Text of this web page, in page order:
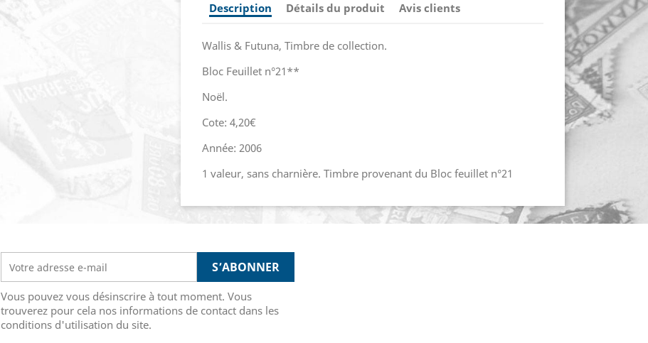
Description Détails du produit Avis clients
Wallis & Futuna, Timbre de collection.
Bloc Feuillet n°21**
Noël.
Cote: 4,20€
Année: 2006
1 valeur, sans charnière. Timbre provenant du Bloc feuillet n°21
Vous pouvez vous désinscrire à tout moment. Vous
trouverez pour cela nos informations de contact dans les
conditions d'utilisation du site.